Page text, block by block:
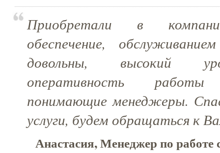
Приобретали в
обеспечение,
довольны, высокий
оперативность
понимающие менеджеры.
услуги, будем обращаться к
Анастасия, Менеджер по